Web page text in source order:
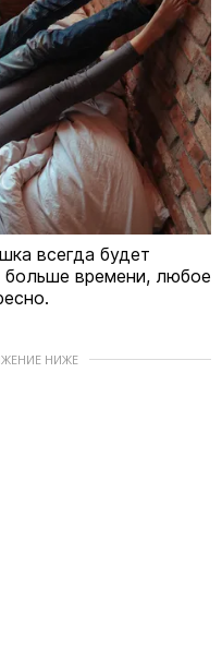
всегда будет
больше времени, любое
НИЖЕ